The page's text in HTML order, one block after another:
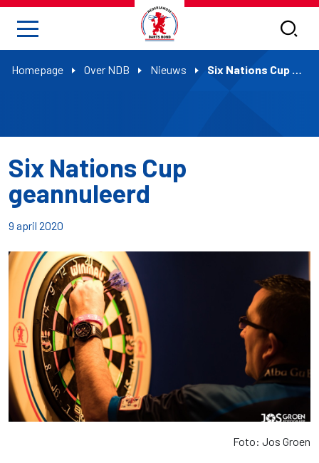
Homepage Over NDB Nieuws Six Nations Cup geannuleerd
Six Nations Cup
geannuleerd
9 april 2020
Foto: Jos Groen